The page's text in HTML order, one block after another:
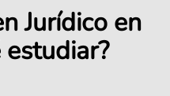
Jurídico en
estudiar?